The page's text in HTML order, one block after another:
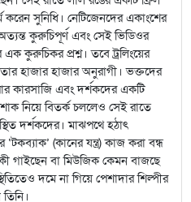
করেন সুনিধি। নেটিজেনদের একাংশের
কুরুচিপূর্ণ এবং সেই ভিডিওর
কুরুচিকর প্রশ্ন। তবে ট্রলিংয়ের
হাজার হাজার অনুরাগী। ভক্তদের
কারসাজি এবং দর্শকদের একটি
নিয়ে বিতর্ক চললেও সেই রাতে
দর্শকদের। মাঝপথে হঠাৎ
(কানের যন্ত্র) কাজ করা বন্ধ
গাইছেন বা মিউজিক কেমন বাজছে
দমে না গিয়ে পেশাদার শিল্পীর